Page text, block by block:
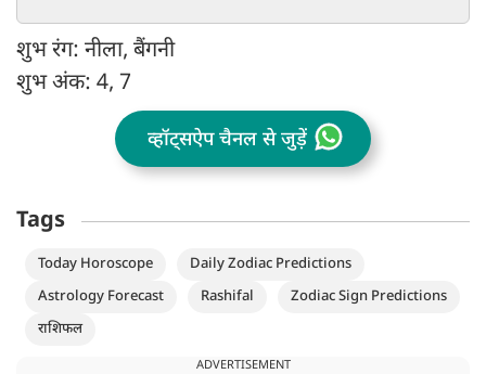
शुभ रंग: नीला, बैंगनी
शुभ अंक: 4, 7
व्हॉट्सऐप चैनल से जुड़ें
Tags
Today Horoscope
Daily Zodiac Predictions
Astrology Forecast
Rashifal
Zodiac Sign Predictions
राशिफल
ADVERTISEMENT